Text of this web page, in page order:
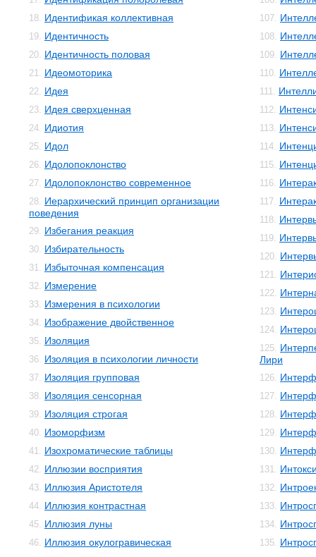
18. Идентификая коллективная
19. Идентичность
20. Идентичность половая
21. Идеомоторика
22. Идея
23. Идея сверхценная
24. Идиотия
25. Идол
26. Идолопоклонство
27. Идолопоклонство современное
28. Иерархический принцип организации
поведения
29. Избегания реакция
30. Избирательность
31. Избыточная компенсация
32. Измерение
33. Измерения в психологии
34. Изображение двойственное
35. Изоляция
36. Изоляция в психологии личности
37. Изоляция групповая
38. Изоляция сенсорная
39. Изоляция строгая
40. Изоморфизм
41. Изохроматические таблицы
42. Иллюзии восприятия
43. Иллюзия Аристотеля
44. Иллюзия контрастная
45. Иллюзия луны
46. Иллюзия окулогравическая
107.
108.
109.
110.
111.
112.
113.
114.
115.
116.
117.
118.
119.
120.
121.
122.
123.
124.
125.
Лири
126.
127.
128.
129.
130.
131.
132.
133.
134.
135.